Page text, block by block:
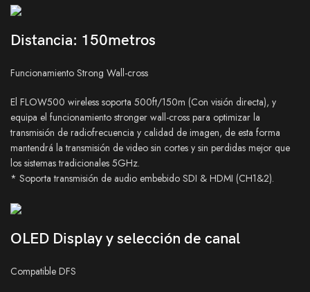
Distancia: 150metros
Funcionamiento Strong Wall-cross
El FLOW500 wireless soporta 500ft/150m (Con visión directa), y
equipa el funcionamiento stronger wall-cross para optimizar la
transmisión de radiofrecuencia y calidad de imagen, de esta forma
mantendrá la transmisión de video sin cortes y sin perdidas mejor que
los sistemas tradicionales 5GHz.
* Soporta transmisión de audio embebido SDI & HDMI (CH1&2).
OLED Display y selección de canal
Compatible DFS